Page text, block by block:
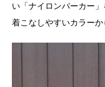
い「ナイロンパーカー」
着こなしやすいカラーか